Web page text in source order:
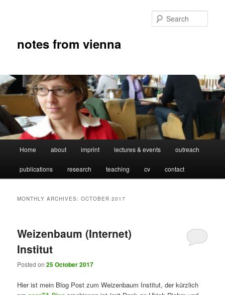
notes from vienna
Home about imprint lectures & events outreach
publications research teaching cv contact
MONTHLY ARCHIVES:OCTOBER 2017
Weizenbaum (Internet)
Institut
Posted on25 October 2017
Hier ist mein Blog Post zum Weizenbaum Institut, der kürzlich